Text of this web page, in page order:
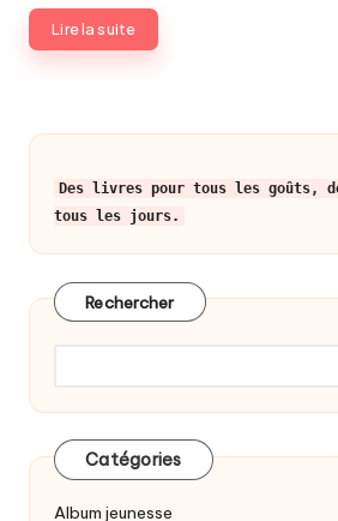
Lire la suite
Des livres pour tous les goûts,
tous les jours.
Rechercher
Catégories
Album jeunesse